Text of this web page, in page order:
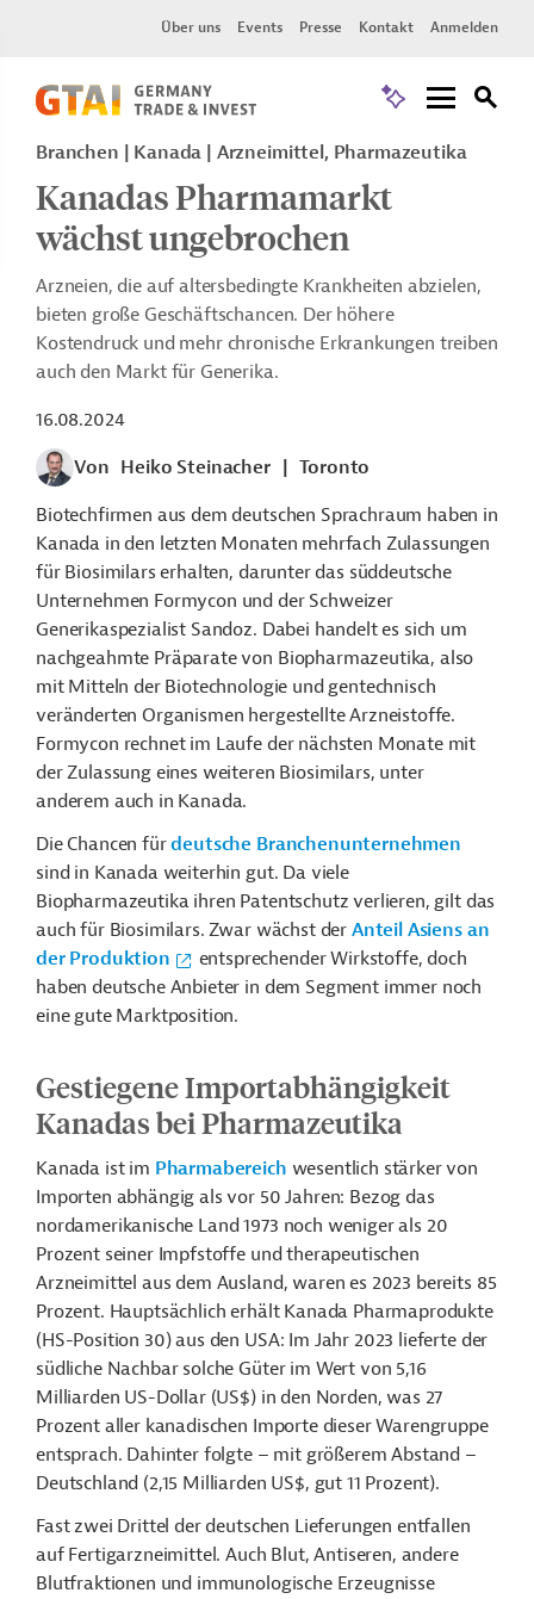
Über uns Events Presse Kontakt Anmelden
Branchen | Kanada | Arzneimittel, Pharmazeutika
Kanadas Pharmamarkt
wächst ungebrochen
Arzneien, die auf altersbedingte Krankheiten abzielen,
bieten große Geschäftschancen. Der höhere
Kostendruck und mehr chronische Erkrankungen treiben
auch den Markt für Generika.
16.08.2024
Von Heiko Steinacher
Toronto
Biotechfirmen aus dem deutschen Sprachraum haben in
Kanada in den letzten Monaten mehrfach Zulassungen
für Biosimilars erhalten, darunter das süddeutsche
Unternehmen Formycon und der Schweizer
Generikaspezialist Sandoz. Dabei handelt es sich um
nachgeahmte Präparate von Biopharmazeutika, also
mit Mitteln der Biotechnologie und gentechnisch
veränderten Organismen hergestellte Arzneistoffe.
Formycon rechnet im Laufe der nächsten Monate mit
der Zulassung eines weiteren Biosimilars, unter
anderem auch in Kanada.
Die Chancen fürdeutsche Branchenunternehmen
sind in Kanada weiterhin gut. Da viele
Biopharmazeutika ihren Patentschutz verlieren, gilt das
auch für Biosimilars. Zwar wächst der Anteil Asiens an
der Produktion
entsprechender Wirkstoffe, doch
haben deutsche Anbieter in dem Segment immer noch
eine gute Marktposition.
Gestiegene Importabhängigkeit
Kanadas bei Pharmazeutika
Kanada ist im Pharmabereich wesentlich stärker von
Importen abhängig als vor 50 Jahren: Bezog das
nordamerikanische Land 1973 noch weniger als 20
Prozent seiner Impfstoffe und therapeutischen
Arzneimittel aus dem Ausland, waren es 2023 bereits 85
Prozent. Hauptsächlich erhält Kanada Pharmaprodukte
(HS-Position 30) aus den USA: Im Jahr 2023 lieferte der
südliche Nachbar solche Güter im Wert von 5,16
Milliarden US-Dollar (US$) in den Norden, was 27
Prozent aller kanadischen Importe dieser Warengruppe
entsprach. Dahinter folgte – mit größerem Abstand –
Deutschland (2,15 Milliarden US$, gut 11 Prozent).
Fast zwei Drittel der deutschen Lieferungen entfallen
auf Fertigarzneimittel. Auch Blut, Antiseren, andere
Blutfraktionen und immunologische Erzeugnisse